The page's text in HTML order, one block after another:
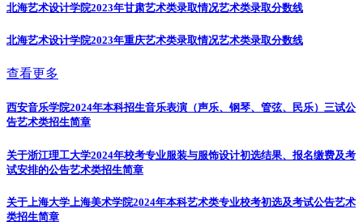
北海艺术设计学院2023年甘肃艺术类录取情况艺术类录取分数线
北海艺术设计学院2023年重庆艺术类录取情况艺术类录取分数线
查看更多
西安音乐学院2024年本科招生音乐表演（声乐、钢琴、管弦、民乐）三试公
告艺术类招生简章
关于浙江理工大学2024年校考专业服装与服饰设计初选结果、报名缴费及考
试安排的公告艺术类招生简章
关于上海大学上海美术学院2024年本科艺术类专业校考初选及考试公告艺术
类招生简章